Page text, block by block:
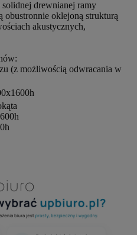
drewnianej ramy
obustronnie oklejoną strukturą
akustycznych,
(z możliwością odwracania w